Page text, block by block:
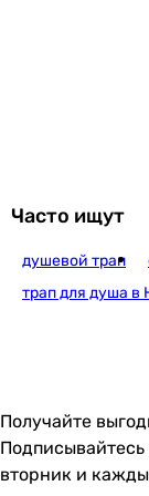
Часто ищут
душевой трап
трап для душа в
Получайте
вторник и